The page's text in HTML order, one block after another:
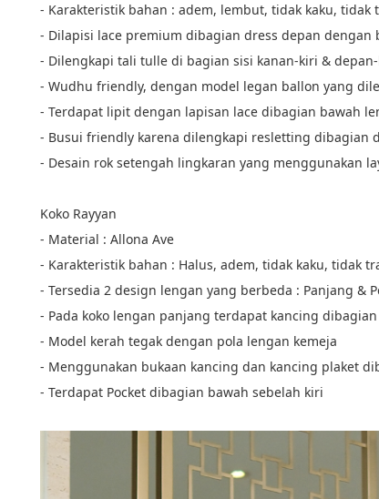
- Karakteristik bahan : adem, lembut, tidak kaku,
- Dilapisi lace premium dibagian dress depan dengan
- Dilengkapi tali tulle di bagian sisi kanan-kiri &
- Wudhu friendly, dengan model legan ballon yang
- Terdapat lipit dengan lapisan lace dibagian bawah
- Busui friendly karena dilengkapi resletting dibagian
- Desain rok setengah lingkaran yang menggunakan
Koko Rayyan
- Material : Allona Ave
- Karakteristik bahan : Halus, adem, tidak kaku, tidak
- Tersedia 2 design lengan yang berbeda : Panjang &
- Pada koko lengan panjang terdapat kancing
- Model kerah tegak dengan pola lengan kemeja
- Menggunakan bukaan kancing dan kancing plaket
- Terdapat Pocket dibagian bawah sebelah kiri